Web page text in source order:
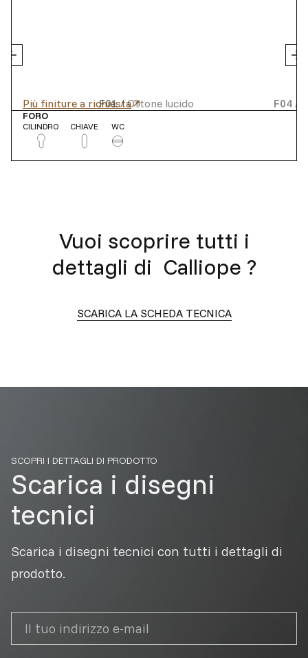
F01/Ottone lucido F04/
Più finiture a richiesta
FORO
CILINDRO CHIAVE WC
Vuoi scoprire tutti i
dettagli di Calliope ?
SCARICA LA SCHEDA TECNICA
SCOPRI I DETTAGLI DI PRODOTTO
Scarica i disegni
tecnici
Scarica i disegni tecnici con tutti i dettagli di
prodotto.